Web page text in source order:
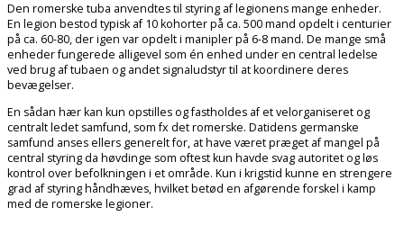
Den romerske tuba anvendtes til styring af legionens mange enheder.
En legion bestod typisk af 10 kohorter på ca. 500 mand opdelt i centurier
på ca. 60-80, der igen var opdelt i manipler på 6-8 mand. De mange små
enheder fungerede alligevel som én enhed under en central ledelse
ved brug af tubaen og andet signaludstyr til at koordinere deres
bevægelser.
En sådan hær kan kun opstilles og fastholdes af et velorganiseret og
centralt ledet samfund, som fx det romerske. Datidens germanske
samfund anses ellers generelt for, at have været præget af mangel på
central styring da høvdinge som oftest kun havde svag autoritet og løs
kontrol over befolkningen i et område. Kun i krigstid kunne en strengere
grad af styring håndhæves, hvilket betød en afgørende forskel i kamp
med de romerske legioner.